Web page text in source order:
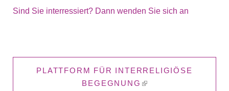
Sind Sie interressiert? Dann wenden Sie sich an
PLATTFORM FÜR INTERRELIGIÖSE
BEGEGNUNG